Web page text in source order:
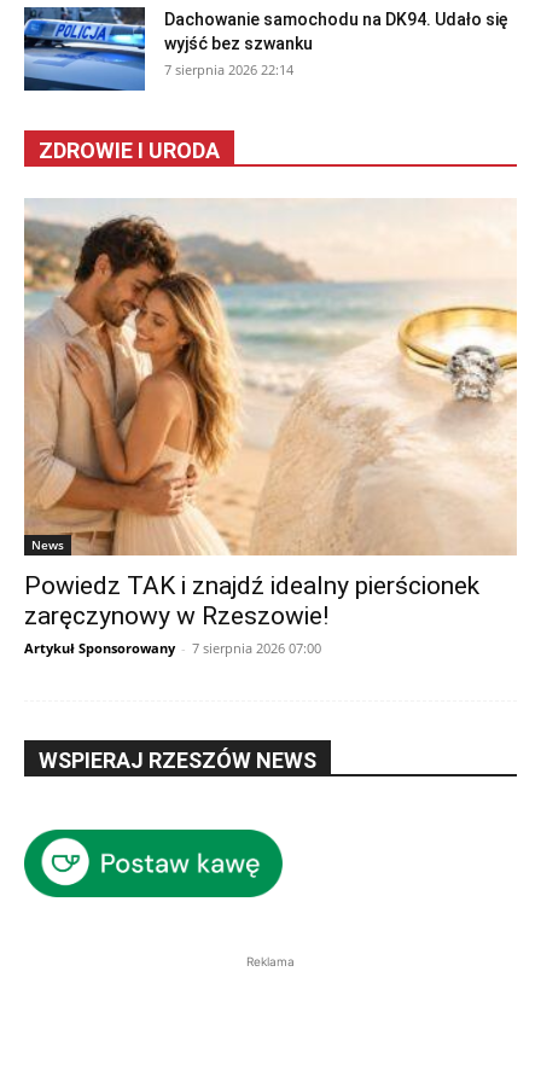
Dachowanie samochodu na DK94. Udało się
wyjść bez szwanku
7 sierpnia 2026 22:14
ZDROWIE I URODA
News
Powiedz TAK i znajdź idealny pierścionek
zaręczynowy w Rzeszowie!
Artykuł Sponsorowany - 7 sierpnia 2026 07:00
WSPIERAJ RZESZÓW NEWS
Reklama